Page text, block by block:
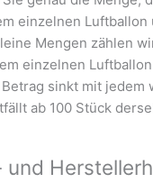
einzelnen Luftballon
Mengen zählen
einzelnen
sinkt mit jedem
ab 100 Stück
und